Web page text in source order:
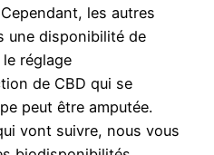
les autres
une disponibilité de
réglage
de CBD qui se
peut être amputée.
vont suivre, nous vous